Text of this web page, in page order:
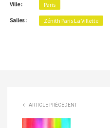
Ville : Paris
Salles : Zénith Paris La Villette
ARTICLE PRÉCÉDENT